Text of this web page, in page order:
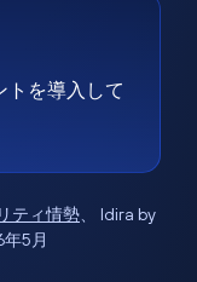
トを導入して
ティ情勢、 Idira by
5月